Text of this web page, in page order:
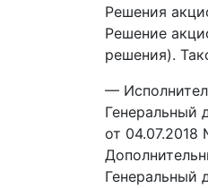
Решения
Решение
решения).
—
Генеральный
от
Генеральный